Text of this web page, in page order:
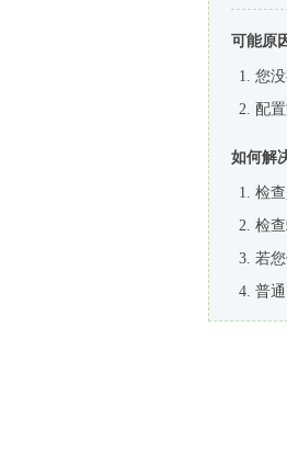
可能原
您
配
如何解
检
检
若
普